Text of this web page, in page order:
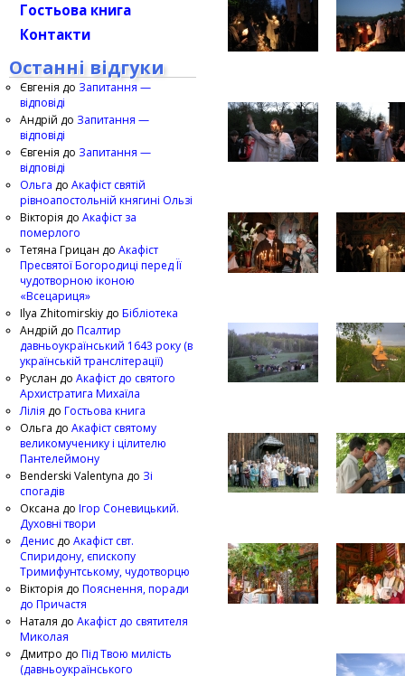
Гостьова книга
Контакти
Останні відгуки
Євгенія до Запитання —
відповіді
Андрій до Запитання —
відповіді
Євгенія до Запитання —
відповіді
Ольга до Акафіст святій
рівноапостольній княгині Ользі
Вікторія до Акафіст за
померлого
Тетяна Грицан до Акафіст
Пресвятої Богородиці перед Її
чудотворною іконою
«Всецариця»
Ilya Zhitomirskiy до Бібліотека
Андрій до Псалтир
давньоукраїнський 1643 року (в
українській транслітерації)
Руслан до Акафіст до святого
Архистратига Михаїла
Лілія до Гостьова книга
Ольга до Акафіст святому
великомученику і цілителю
Пантелеймону
Benderski Valentyna до Зі
спогадів
Оксана до Ігор Соневицький.
Духовні твори
Денис до Акафіст свт.
Спиридону, єпископу
Тримифунтському, чудотворцю
Вікторія до Пояснення, поради
до Причастя
Наталя до Акафіст до святителя
Миколая
Дмитро до Під Твою милість
(давньоукраїнського